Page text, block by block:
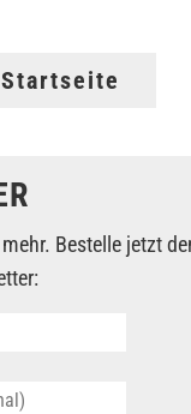
Bestelle jetzt